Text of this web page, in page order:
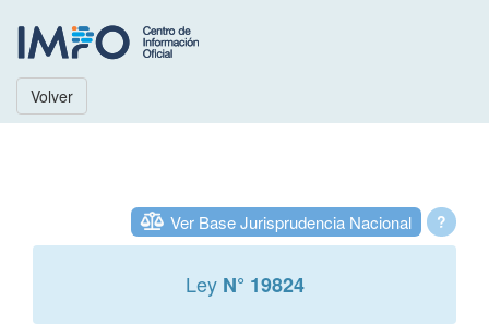
Volver
?
Ver Base Jurisprudencia Nacional
Ley N° 19824